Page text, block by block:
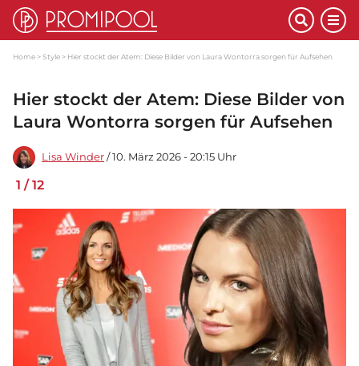
Home Style Hier stockt der Atem: Diese Bilder von Laura Wontorra sorgen für Aufsehen
Hier stockt der Atem: Diese Bilder von
Laura Wontorra sorgen für Aufsehen
Lisa Winder / 10. März 2026 - 20:15 Uhr
1 /12